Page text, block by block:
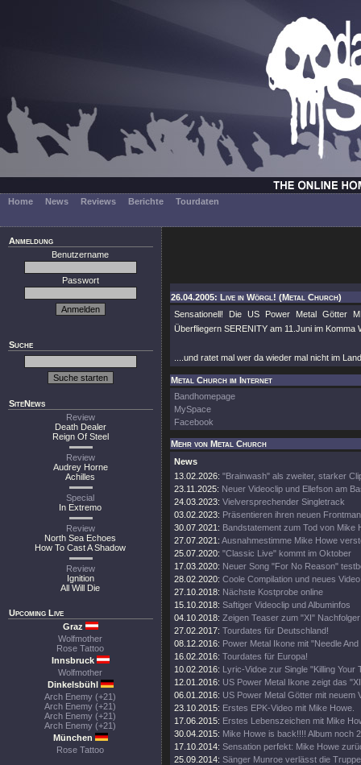
Home News Reviews Berichte Tourdaten
Anmeldung
Benutzername
Passwort
Suche
SiteNews
Review
Death Dealer
Reign Of Steel
Review
Audrey Horne
Achilles
Special
In Extremo
Review
North Sea Echoes
How To Cast A Shadow
Review
Ignition
All Will Die
Upcoming Live
Graz
Wolfmother
Rose Tattoo
Innsbruck
Wolfmother
Dinkelsbühl
Arch Enemy (+21)
Arch Enemy (+21)
Arch Enemy (+21)
Arch Enemy (+21)
München
Rose Tattoo
26.04.2005: Live in Wörgl! (Metal Church)
Sensationell! Die US Power Metal Götter
Überfliegern SERENITY am 11.Juni im Komma
....und ratet mal wer da wieder mal nicht im
Metal Church im Internet
Bandhomepage
MySpace
Facebook
Mehr von Metal Church
News
13.02.2026: "Brainwash" als zweiter, starker
23.11.2025: Neuer Videoclip und Ellefson am
24.03.2023: Vielversprechender Singletrack
03.02.2023: Präsentieren ihren neuen
30.07.2021: Bandstatement zum Tod von Mike
27.07.2021: Ausnahmestimme Mike Howe
25.07.2020: "Classic Live" kommt im Oktober
17.03.2020: Neuer Song "For No Reason"
28.02.2020: Coole Compilation und neues Video
27.10.2018: Nächste Kostprobe online
15.10.2018: Saftiger Videoclip und Albuminfos
04.10.2018: Zeigen Teaser zum "XI" Nachfolger
27.02.2017: Tourdates für Deutschland!
08.12.2016: Power Metal Ikone mit "Needle
16.02.2016: Tourdates für Europa!
10.02.2016: Lyric-Vidoe zur Single "Killing Your
12.01.2016: US Power Metal Ikone zeigt das
06.01.2016: US Power Metal Götter mit neuem
23.10.2015: Erstes EPK-Video mit Mike Howe.
17.06.2015: Erstes Lebenszeichen mit Mike
30.04.2015: Mike Howe is back!!!! Album noch
17.10.2014: Sensation perfekt: Mike Howe
25.09.2014: Sänger Munroe verlässt die Truppe